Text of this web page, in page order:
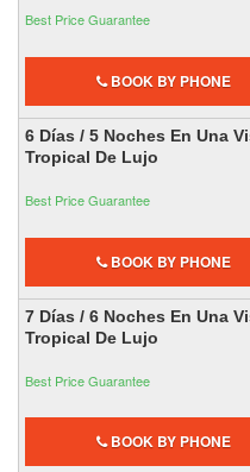
Best Price Guarantee
BOOK BY PHONE
6 Días / 5 Noches En Una
Tropical De Lujo
Best Price Guarantee
BOOK BY PHONE
7 Días / 6 Noches En Una
Tropical De Lujo
Best Price Guarantee
BOOK BY PHONE